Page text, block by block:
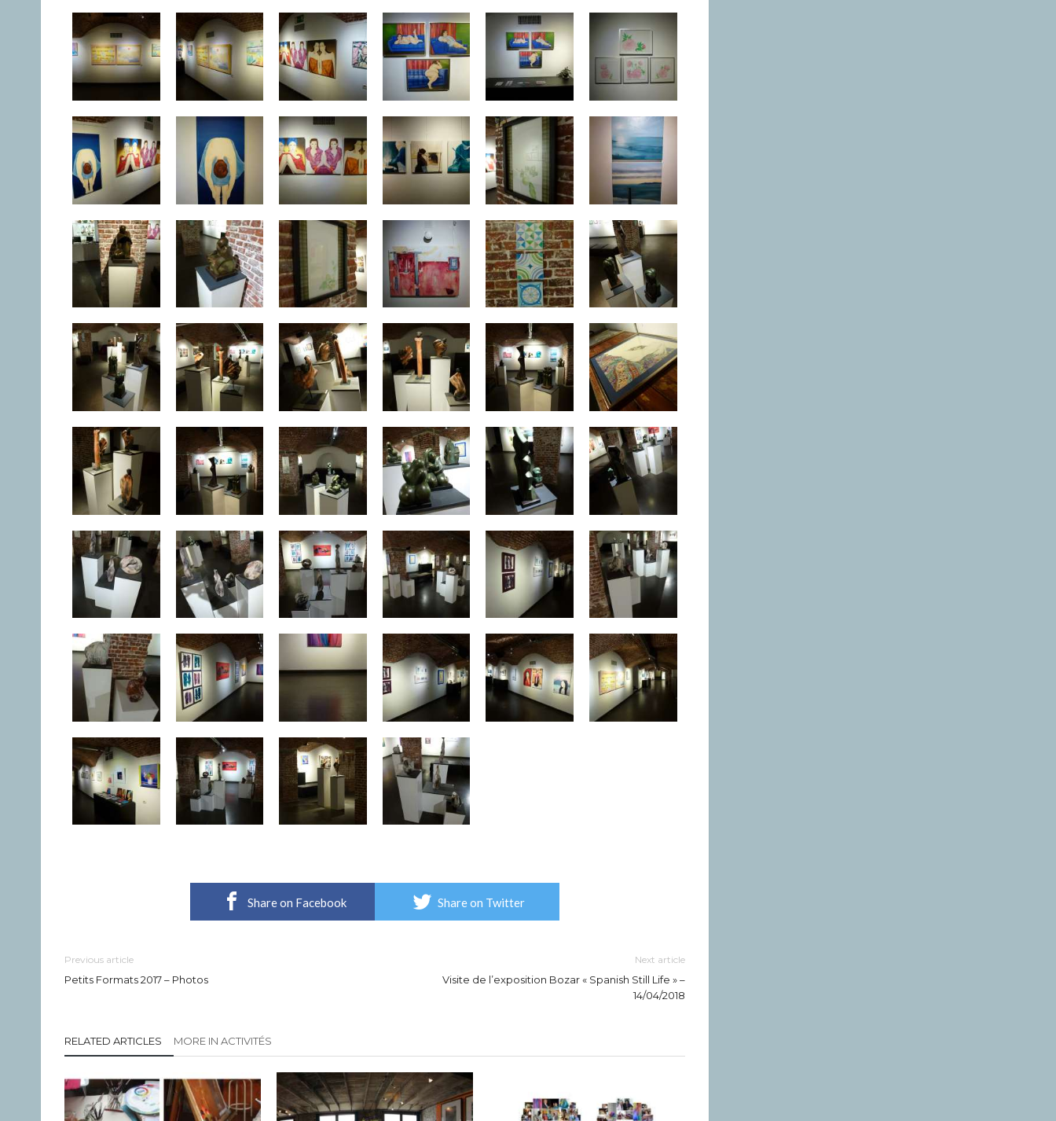
Share on Facebook Share on Twitter
Previous article
Petits Formats 2017 – Photos
Next article
Visite de l’exposition Bozar « Spanish Still Life » –
14/04/2018
RELATED ARTICLES MORE IN ACTIVITÉS